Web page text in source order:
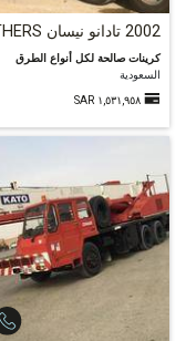
2002 تادانو نيسان OTHERS
كرينات صالحة لكل أنواع الطرق
السعودية
١,٥٣١,٩٥٨ SAR